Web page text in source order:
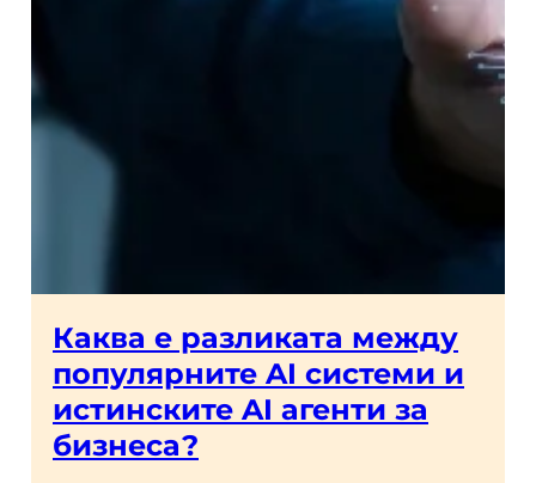
Каква е разликата между
популярните AI системи и
истинските AI агенти за
бизнеса?